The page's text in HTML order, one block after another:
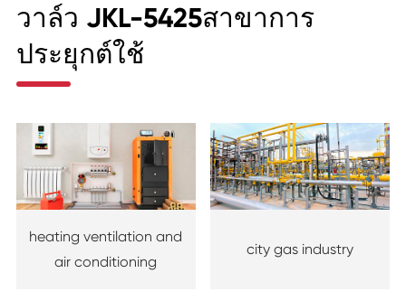
วาล์ว JKL-5425สาขาการ
ประยุกต์ใช้
heating ventilation and
air conditioning
city gas industry